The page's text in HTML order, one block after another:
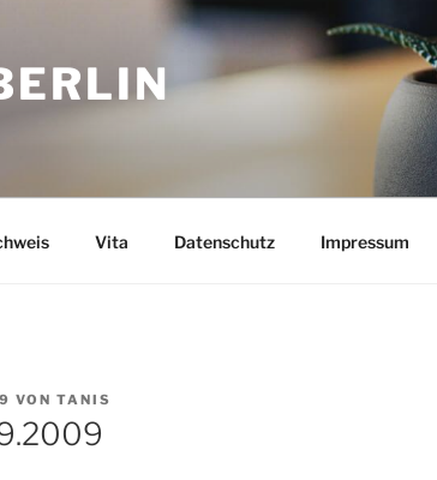
Vita Datenschutz Impressum
VON TANIS